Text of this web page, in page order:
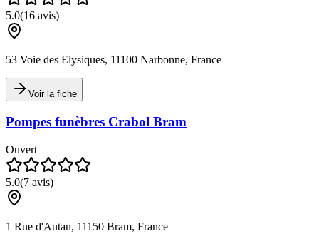
5.0(16 avis)
53 Voie des Elysiques, 11100 Narbonne, France
Voir la fiche
Pompes funèbres Crabol Bram
Ouvert
5.0(7 avis)
1 Rue d'Autan, 11150 Bram, France